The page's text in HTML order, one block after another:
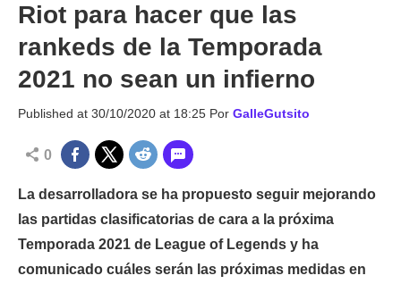
Riot para hacer que las
rankeds de la Temporada
2021 no sean un infierno
Published at 30/10/2020 at 18:25 Por GalleGutsito
0
La desarrolladora se ha propuesto seguir mejorando
las partidas clasificatorias de cara a la próxima
Temporada 2021 de League of Legends y ha
comunicado cuáles serán las próximas medidas en